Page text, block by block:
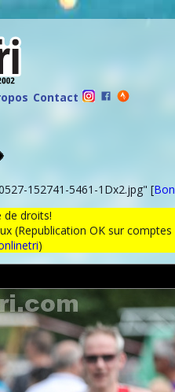
Contact
152741-5461-1Dx2.jpg" [
de droits!
(Republication OK sur
)